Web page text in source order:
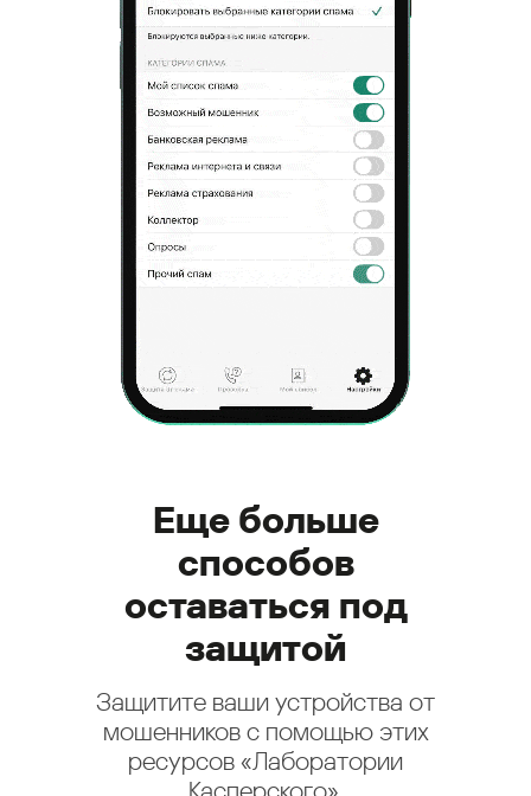
Еще больше
способов
оставаться под
защитой
Защитите ваши устройства от
мошенников с помощью этих
ресурсов «Лаборатории